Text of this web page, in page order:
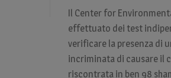
Il Center for
effettuato dei test
verificare la presenza di
incriminata di causare il
riscontrata in ben 98